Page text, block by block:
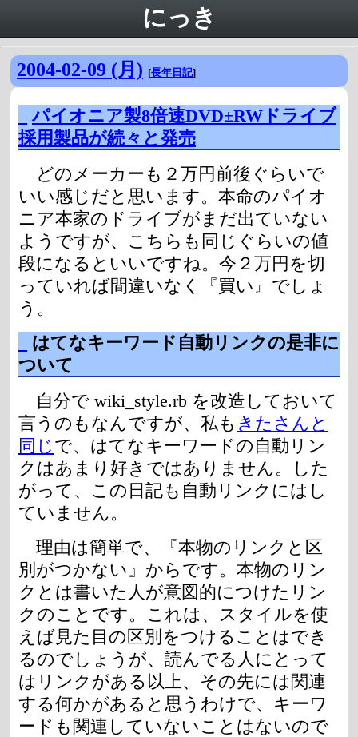
にっき
2004-02-09 (月) [長年日記]
パイオニア製8倍速DVD±RWドライブ
採用製品が続々と発売
どのメーカーも２万円前後ぐらいで
いい感じだと思います。本命のパイオ
ニア本家のドライブがまだ出ていない
ようですが、こちらも同じぐらいの値
段になるといいですね。今２万円を切
っていれば間違いなく『買い』でしょ
う。
はてなキーワード自動リンクの是非に
ついて
自分で wiki_style.rb を改造しておいて
言うのもなんですが、私も きたさんと
同じ で、はてなキーワードの自動リン
クはあまり好きではありません。した
がって、この日記も自動リンクにはし
ていません。
理由は簡単で、『本物のリンクと区
別がつかない』からです。本物のリン
クとは書いた人が意図的につけたリン
クのことです。これは、スタイルを使
えば見た目の区別をつけることはでき
るのでしょうが、読んでる人にとって
はリンクがある以上、その先には関連
する何かがあると思うわけで、キーワ
ードも関連していないことはないので